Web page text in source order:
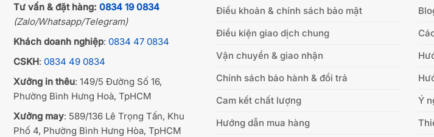
Tư vấn & đặt hàng: 0834 19 0834
(Zalo/Whatsapp/Telegram)
Khách doanh nghiệp: 0834 47 0834
CSKH: 0834 49 0834
Xưởng in thêu: 149/5 Đường Số 16,
Phường Bình Hưng Hoà, TpHCM
Xưởng may: 589/136 Lê Trọng Tấn, Khu
Phố 4, Phường Bình Hưng Hòa, TpHCM
Điều khoản & chính sách bảo mật
Điều kiện giao dịch chung
Vận chuyển & giao nhận
Chính sách bảo hành & đổi trả
Cam kết chất lượng
Hướng dẫn mua hàng
Ý